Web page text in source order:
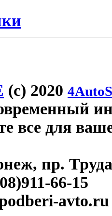
(c) 2020
все для
пр.
66-15
avto.ru